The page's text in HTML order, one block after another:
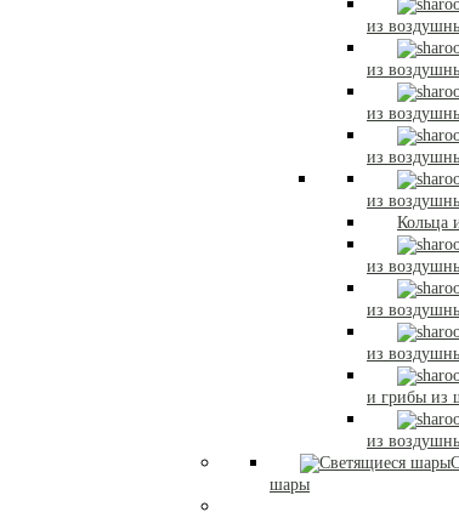
из
из
из
из
из
Кольца
из
из
из
и грибы из
из
шары